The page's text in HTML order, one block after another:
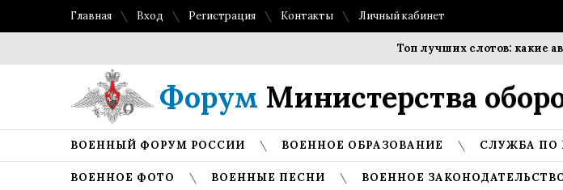
Главная Вход Регистрация Контакты Личный кабинет
Топ лучших слотов: какие
Форум Министерства
ВОЕННЫЙ ФОРУМ РОССИИ ВОЕННОЕ ОБРАЗОВАНИЕ СЛУЖБА ПО
ВОЕННОЕ ФОТО ВОЕННЫЕ ПЕСНИ ВОЕННОЕ